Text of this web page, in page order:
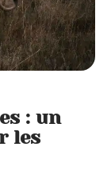
: un
les